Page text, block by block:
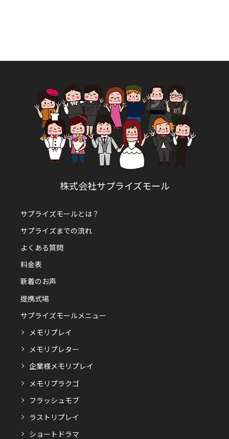
株式会社サプライズモール
サプライズモールとは？
サプライズまでの流れ
よくある質問
料金表
新着のお声
提携式場
サプライズモールメニュー
メモリプレイ
メモリプレター
企業様メモリプレイ
メモリプラクゴ
フラッシュモブ
ラストリプレイ
ショートドラマ